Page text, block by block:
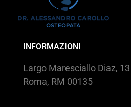
INFORMAZIONI
Largo Maresciallo Diaz, 13
Roma, RM 00135